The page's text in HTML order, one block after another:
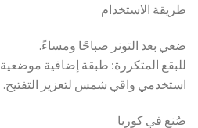
طريقة الاستخدام
ضعي بعد التونر صباحًا ومساءً.
للبقع المتكررة: طبقة إضافية موضعية.
استخدمي واقي شمس لتعزيز التفتيح.
صُنع في كوريا